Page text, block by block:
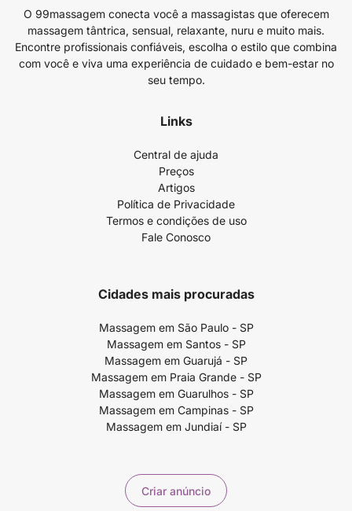
O 99massagem conecta você a massagistas que oferecem
massagem tântrica, sensual, relaxante, nuru e muito mais.
Encontre profissionais confiáveis, escolha o estilo que combina
com você e viva uma experiência de cuidado e bem-estar no
seu tempo.
Links
Central de ajuda
Preços
Artigos
Política de Privacidade
Termos e condições de uso
Fale Conosco
Cidades mais procuradas
Massagem em São Paulo - SP
Massagem em Santos - SP
Massagem em Guarujá - SP
Massagem em Praia Grande - SP
Massagem em Guarulhos - SP
Massagem em Campinas - SP
Massagem em Jundiaí - SP
Criar anúncio